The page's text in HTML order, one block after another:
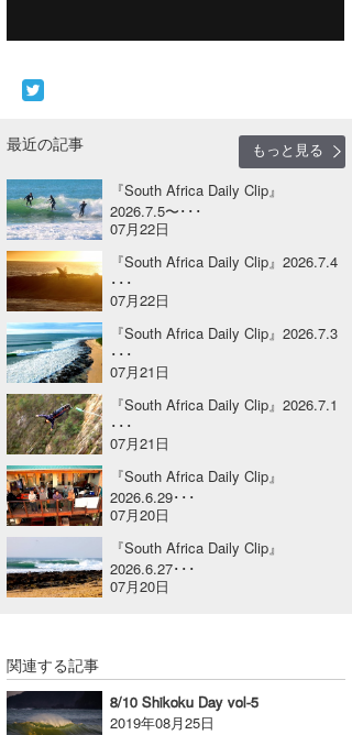
最近の記事
もっと見る
『South Africa Daily Clip』
2026.7.5〜･･･
07月22日
『South Africa Daily Clip』2026.7.4
･･･
07月22日
『South Africa Daily Clip』2026.7.3
･･･
07月21日
『South Africa Daily Clip』2026.7.1
･･･
07月21日
『South Africa Daily Clip』
2026.6.29･･･
07月20日
『South Africa Daily Clip』
2026.6.27･･･
07月20日
関連する記事
8/10 Shikoku Day vol-5
2019年08月25日
Yoshiyuki Obata
arukasvision
DELTA FORCE SURF
CBA Films
熊谷素子
WAVAL
中浦“JET”章
嵯峨明日香
進士剛光
田原啓江
植村未来
NOBUFUKU
大野”MAR”修聖
喜納海人
☆加藤
+☆maki☆+
Aichan
chan-U
ECE
G◎Da
H
KID
KOBU
MIN
mitz
波伝説